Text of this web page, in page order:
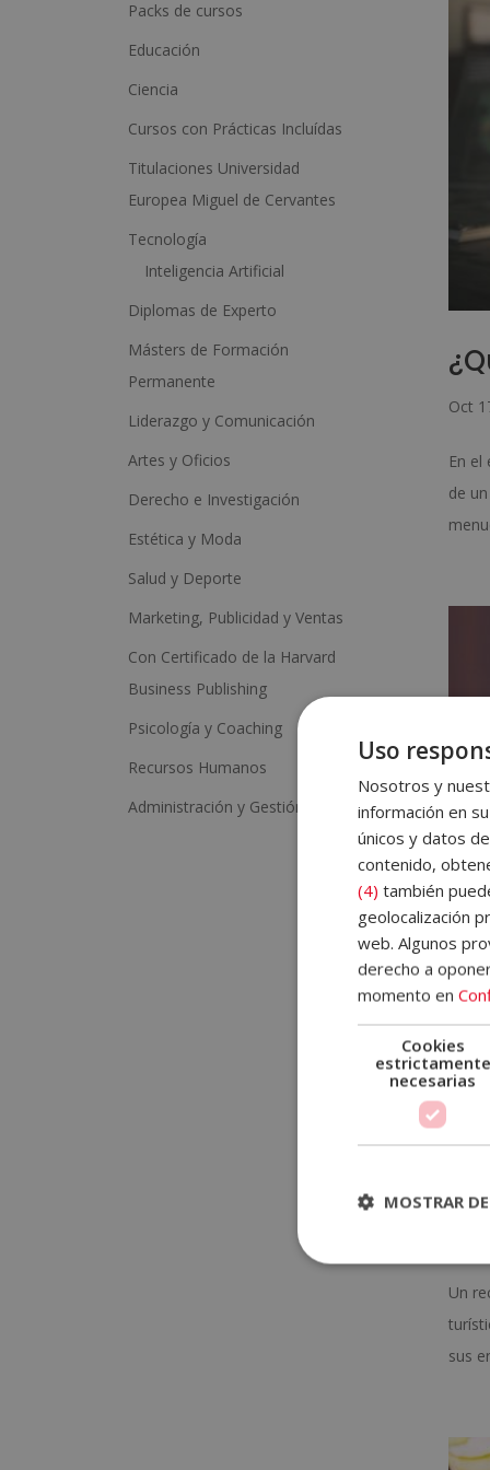
Oct
En
de
Un
sus
a
v
e
:
Packs de cursos
Educación
Ciencia
Cursos con Prácticas Incluídas
Titulaciones Universidad
Europea Miguel de Cervantes
Tecnología
Inteligencia Artificial
Diplomas de Experto
Másters de Formación
Permanente
Liderazgo y Comunicación
Artes y Oficios
Derecho e Investigación
Estética y Moda
Salud y Deporte
Marketing, Publicidad y Ventas
Con Certificado de la Harvard
Business Publishing
Psicología y Coaching
Recursos Humanos
Administración y Gestión
Uso
Nosotros y
información en
únicos y datos
contenido,
(4) también
geolocalización
web. Algunos
derecho a
momento en
Cookies
estrictamente
necesarias
MOSTRAR